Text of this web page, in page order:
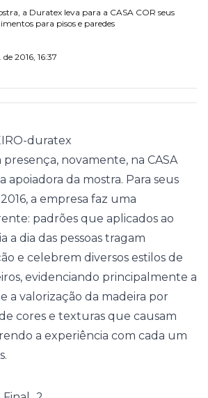
a Duratex leva para a CASA COR seus
para pisos e paredes
2016, 16:37
presença, novamente, na CASA
apoiadora da mostra. Para seus
a empresa faz uma
padrões que aplicados ao
a dia das pessoas tragam
e celebrem diversos estilos de
evidenciando principalmente a
a valorização da madeira por
cores e texturas que causam
a experiência com cada um